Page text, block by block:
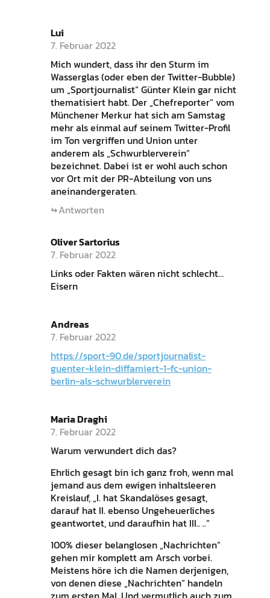
Lui
7. Februar 2022
Mich wundert, dass ihr den Sturm im
Wasserglas (oder eben der Twitter-Bubble)
um „Sportjournalist“ Günter Klein gar nicht
thematisiert habt. Der „Chefreporter“ vom
Münchener Merkur hat sich am Samstag
mehr als einmal auf seinem Twitter-Profil
im Ton vergriffen und Union unter
anderem als „Schwurblerverein“
bezeichnet. Dabei ist er wohl auch schon
vor Ort mit der PR-Abteilung von uns
aneinandergeraten.
Antworten
Oliver Sartorius
7. Februar 2022
Links oder Fakten wären nicht schlecht…
Eisern
Andreas
7. Februar 2022
https://sport-90.de/sportjournalist-
guenter-klein-diffamiert-1-fc-union-
berlin-als-schwurblerverein
Maria Draghi
7. Februar 2022
Warum verwundert dich das?
Ehrlich gesagt bin ich ganz froh, wenn mal
jemand aus dem ewigen inhaltsleeren
Kreislauf, „I. hat Skandalöses gesagt,
darauf hat II. ebenso Ungeheuerliches
geantwortet, und daraufhin hat III.. ..“
100% dieser belanglosen „Nachrichten“
gehen mir komplett am Arsch vorbei.
Meistens höre ich die Namen derjenigen,
von denen diese „Nachrichten“ handeln